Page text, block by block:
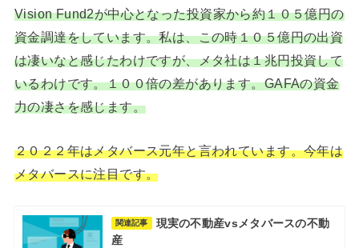
Vision Fund2が中心となった投資家から約１０５億円の
資金調達をしています。私は、この時１０５億円の出資
は凄いなと感じたわけですが、メタ社は１兆円投資して
いるわけです。１００倍の差があります。GAFAの資金
力の凄さを感じます。
２０２２年はメタバース元年と言われています。今年は
メタバースに注目です。
関連記事
現実の不動産vsメタバースの不動
産